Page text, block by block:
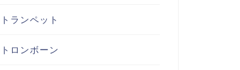
トランペット
トロンボーン